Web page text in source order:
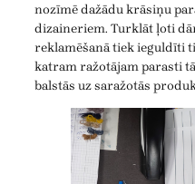
nozīmē dažādu krāsiņu
dizaineriem. Turklāt ļoti
reklamēšanā tiek ieguldīti
katram ražotājam parasti
balstās uz saražotās